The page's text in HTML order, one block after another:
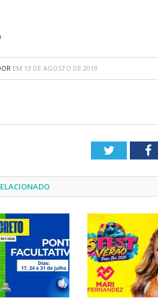
EM 13 DE AGOSTO DE 2019
Twitter